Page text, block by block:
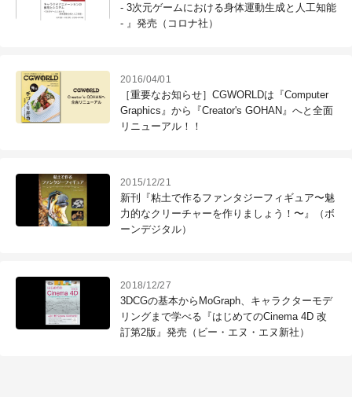
- 3次元ゲームにおける身体運動生成と人工知能
- 』発売（コロナ社）
2016/04/01
［重要なお知らせ］CGWORLDは『Computer
Graphics』から『Creator's GOHAN』へと全面
リニューアル！！
2015/12/21
新刊『粘土で作るファンタジーフィギュア〜魅
力的なクリーチャーを作りましょう！〜』（ボ
ーンデジタル）
2018/12/27
3DCGの基本からMoGraph、キャラクターモデ
リングまで学べる『はじめてのCinema 4D 改
訂第2版』発売（ビー・エヌ・エヌ新社）